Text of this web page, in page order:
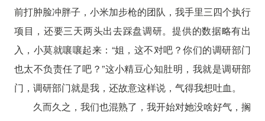
前打肿脸冲胖子，小米加步枪的团队，我手里三四个执行
项目，还要三天两头出去踩盘调研。提供的数据略有出
入，小莫就嚷嚷起来：“姐，这不对吧？你们的调研部门
也太不负责任了吧？”这小精豆心知肚明，我就是调研部
门，调研部门就是我，还故意这样说，气得我想吐血。
久而久之，我们也混熟了，我开始对她没啥好气，搁